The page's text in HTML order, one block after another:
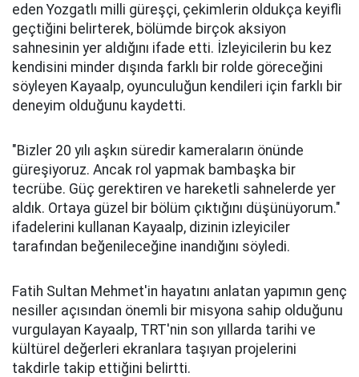
eden Yozgatlı milli güreşçi, çekimlerin oldukça keyifli
geçtiğini belirterek, bölümde birçok aksiyon
sahnesinin yer aldığını ifade etti. İzleyicilerin bu kez
kendisini minder dışında farklı bir rolde göreceğini
söyleyen Kayaalp, oyunculuğun kendileri için farklı bir
deneyim olduğunu kaydetti.
"Bizler 20 yılı aşkın süredir kameraların önünde
güreşiyoruz. Ancak rol yapmak bambaşka bir
tecrübe. Güç gerektiren ve hareketli sahnelerde yer
aldık. Ortaya güzel bir bölüm çıktığını düşünüyorum."
ifadelerini kullanan Kayaalp, dizinin izleyiciler
tarafından beğenileceğine inandığını söyledi.
Fatih Sultan Mehmet'in hayatını anlatan yapımın genç
nesiller açısından önemli bir misyona sahip olduğunu
vurgulayan Kayaalp, TRT'nin son yıllarda tarihi ve
kültürel değerleri ekranlara taşıyan projelerini
takdirle takip ettiğini belirtti.